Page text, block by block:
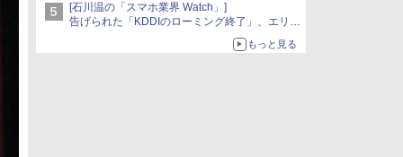
[石川温の「スマホ業界 Watch」]
告げられた「KDDIのローミング終了」、エリア
マップの落とし穴と楽天モバイルの課題
もっと見る